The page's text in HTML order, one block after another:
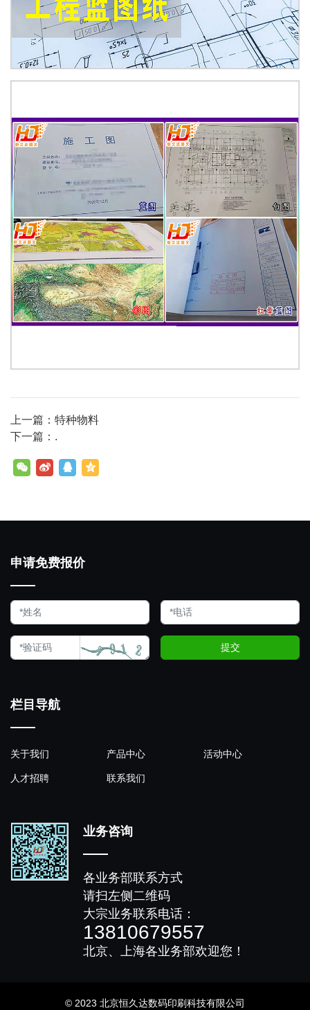
上一篇：特种物料
下一篇：.
申请免费报价
提交
栏目导航
关于我们 产品中心 活动中心
人才招聘 联系我们
业务咨询
各业务部联系方式
请扫左侧二维码
大宗业务联系电话：
13810679557
北京、上海各业务部欢迎您！
© 2023 北京恒久达数码印刷科技有限公司